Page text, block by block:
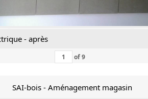
- après
of9
SAI-bois - Aménagement magasin